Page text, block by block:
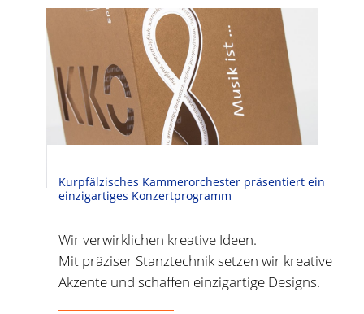
Kurpfälzisches Kammerorchester präsentiert ein
einzigartiges Konzertprogramm
Wir verwirklichen kreative Ideen.
Mit präziser Stanztechnik setzen wir kreative
Akzente und schaffen einzigartige Designs.